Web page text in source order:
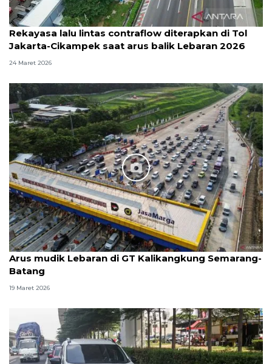
Rekayasa lalu lintas contraflow diterapkan di Tol
Jakarta-Cikampek saat arus balik Lebaran 2026
24 Maret 2026
Arus mudik Lebaran di GT Kalikangkung Semarang-
Batang
19 Maret 2026